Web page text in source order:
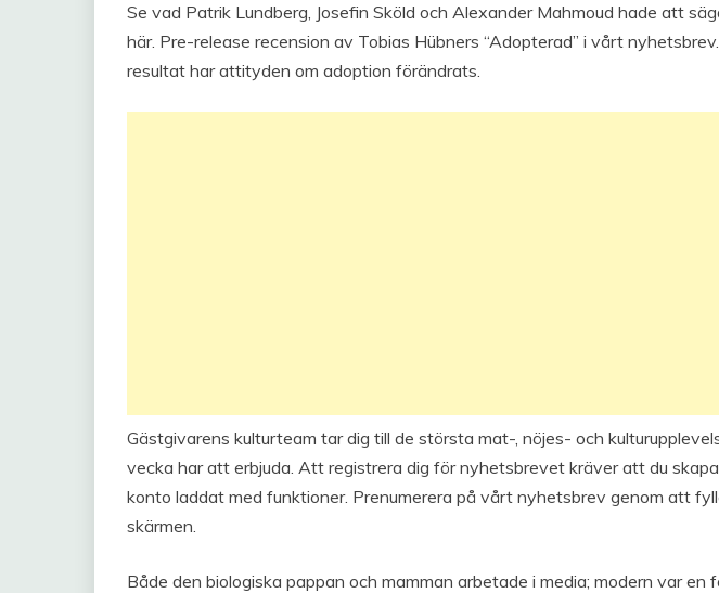
Se vad Patrik Lundberg, Josefin Sköld och Alexander Mahmoud hade att
här. Pre-release recension av Tobias Hübners “Adopterad” i vårt
resultat har attityden om adoption förändrats.
Gästgivarens kulturteam tar dig till de största mat-, nöjes- och
vecka har att erbjuda. Att registrera dig för nyhetsbrevet kräver att du
konto laddat med funktioner. Prenumerera på vårt nyhetsbrev genom att
skärmen.
Både den biologiska pappan och mamman arbetade i media; modern var en